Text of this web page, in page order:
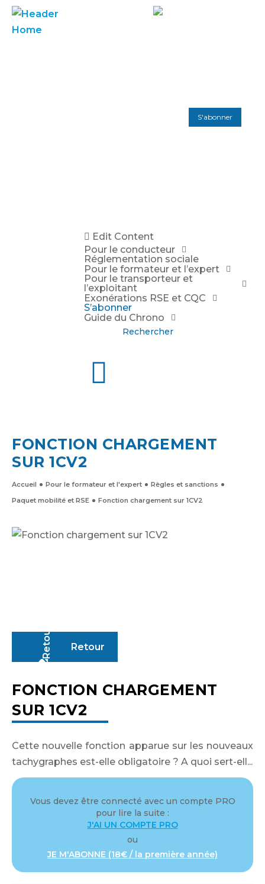
S'abonner
Edit Content
Pour le conducteur
Réglementation sociale
Pour le formateur et l’expert
Pour le transporteur et
l’exploitant
Exonérations RSE et CQC
S’abonner
Guide du Chrono
Rechercher
FONCTION CHARGEMENT
SUR 1CV2
Accueil Pour le formateur et l'expert
Règles et sanctions
Paquet mobilité et RSE
Fonction chargement sur 1CV2
Retour
FONCTION CHARGEMENT
SUR 1CV2
Cette nouvelle fonction apparue sur les nouveaux
tachygraphes est-elle obligatoire ? A quoi sert-ell...
Vous devez être connecté avec un compte PRO
pour lire la suite :
J'AI UN COMPTE PRO
ou
JE M'ABONNE (18€ / la première année)
Identifiant ou adresse de courriel
Se souvenir de moi